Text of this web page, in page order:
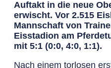
Auftakt in die neue
erwischt. Vor 2.515
Mannschaft von
Eisstadion am
mit 5:1 (0:0, 4:0, 1:1).
Nach einem torlosen